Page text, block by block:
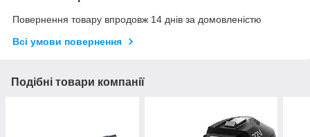
Повернення товару впродовж 14 днів за домовленістю
Всі умови повернення
Подібні товари компанії